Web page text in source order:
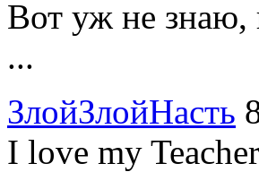
Вот уж не знаю,
...
ЗлойЗлойНасть
I love my